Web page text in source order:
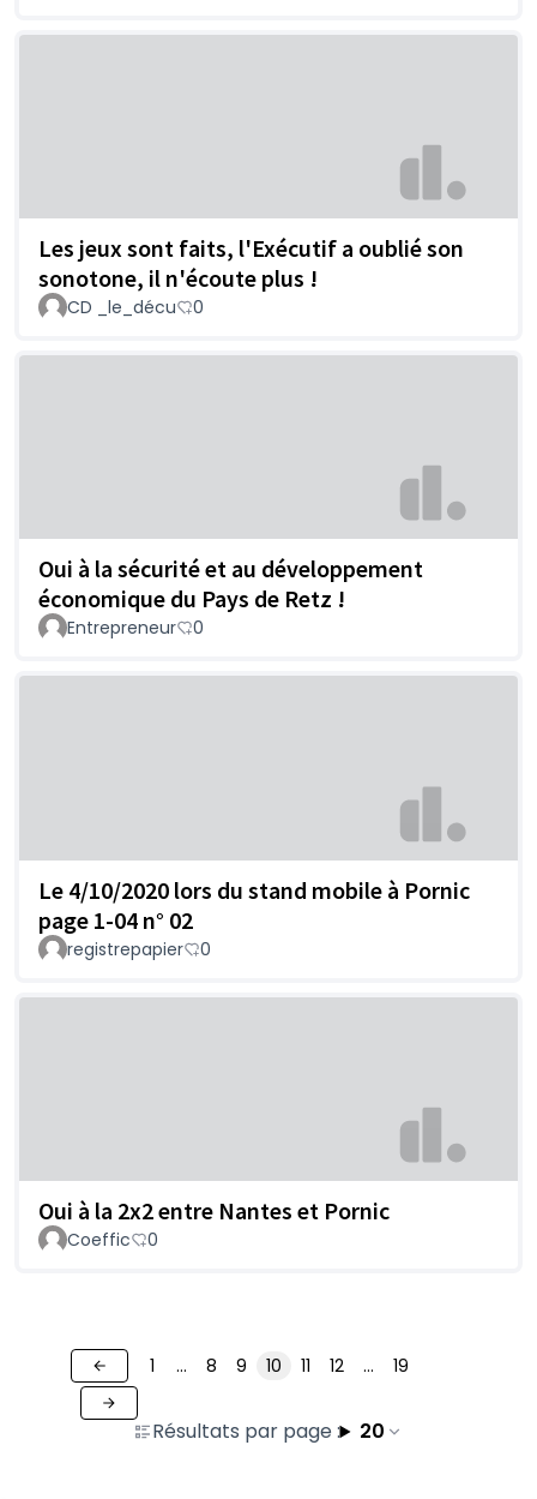
Les jeux sont faits, l'Exécutif a oublié son
sonotone, il n'écoute plus !
CD _le_décu 0
Oui à la sécurité et au développement
économique du Pays de Retz !
Entrepreneur 0
Le 4/10/2020 lors du stand mobile à Pornic
page 1-04 n° 02
registrepapier 0
Oui à la 2x2 entre Nantes et Pornic
Coeffic 0
Résultats par page : 20
1 … 8 9 10 11 12 … 19